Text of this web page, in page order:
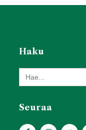
Haku
Search
for:
Seuraa